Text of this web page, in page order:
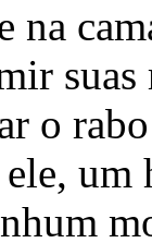
na
o